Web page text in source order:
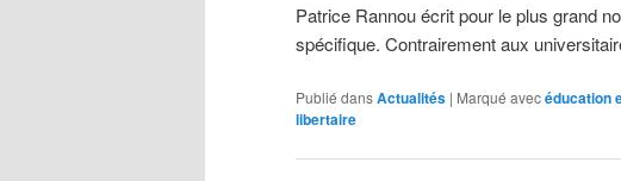
Patrice Rannou écrit pour le plus grand
spécifique. Contrairement aux
Publié dansActualités | Marqué avecéducation
libertaire